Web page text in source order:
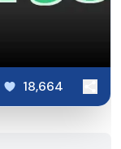
18,664